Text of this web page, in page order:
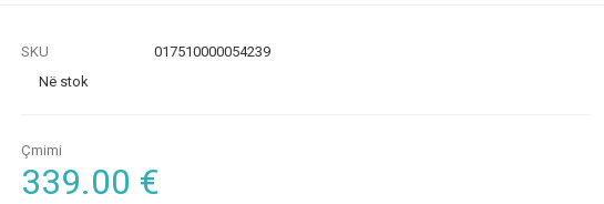
SKU
017510000054239
Në stok
Çmimi
339.00 €